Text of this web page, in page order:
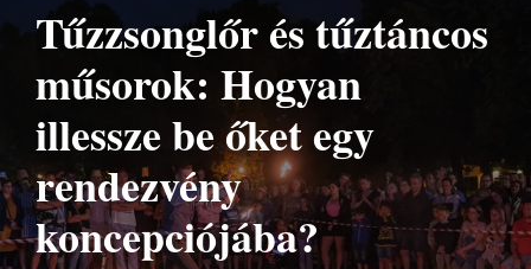
Tűzzsonglőr és tűztáncos
műsorok: Hogyan
illessze be őket egy
rendezvény
koncepciójába?